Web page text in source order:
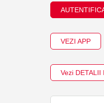
VEZI APP
Vezi DETALII